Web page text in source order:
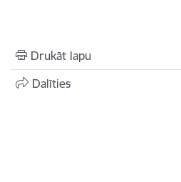
Drukāt lapu
Dalīties